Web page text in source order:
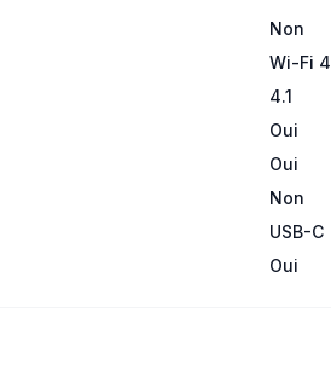
Non
Wi-Fi 4
4.1
Oui
Oui
Non
USB-C
Oui